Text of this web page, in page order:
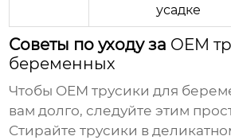
усадке
Советы по уходу за OEM
беременных
Чтобы OEM трусики для
вам долго, следуйте этим
Стирайте трусики в